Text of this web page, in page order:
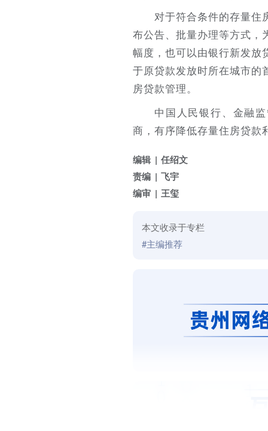
对于符合条件的存量住
布公告、批量办理等方式，
幅度，也可以由银行新发放
于原贷款发放时所在城市的
房贷款管理。
中国人民银行、金融
商，有序降低存量住房贷款
编辑
任绍文
责编
飞宇
编审
王玺
本文收录于专栏
#主编推荐